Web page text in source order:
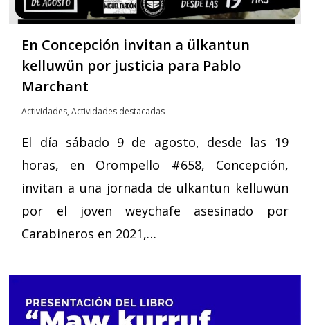
En Concepción invitan a ülkantun
kelluwün por justicia para Pablo
Marchant
Actividades,Actividades destacadas
El día sábado 9 de agosto, desde las 19
horas, en Orompello #658, Concepción,
invitan a una jornada de ülkantun kelluwün
por el joven weychafe asesinado por
Carabineros en 2021,…